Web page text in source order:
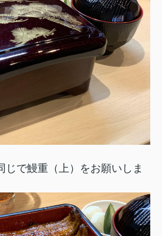
で鰻重（上）をお願いしま